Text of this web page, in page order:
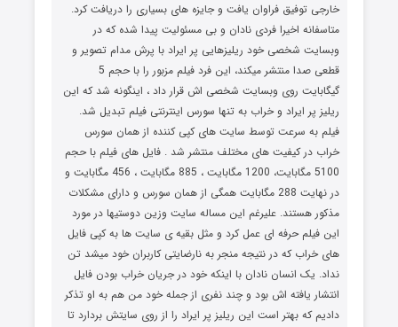
خارجی توفیق فراوان یافت و جایزه های بسیاری را دریافت کرد.
متاسفانه اخیرا فردی نادان و بی مسئولیت پیدا شده که در
وبسایت شخصی خود ریلیزهایی پر ایراد با پرش مدام تصویر و
قطعی صدا منتشر میکند، این فرد فیلم مزبور را با حجم 5
گیگابایت روی وبسایت شخصی اش قرار داد ، اینگونه شد که این
ریلیز پر ایراد و خراب به تنها سورس اینترنتی فیلم تبدیل شد.
فیلم به سرعت توسط سایت های کپی کننده از همان سورس
خراب در کیفیت های مختلف منتشر شد . فایل های فیلم با حجم
5100 مگابایت، 1200 مگابایت ، 885 مگابایت ، 456 مگابایت و
در نهایت 288 مگابایت همگی از همان سورس و دارای مشکلات
مذکور هستند. علیرغم این مساله سایت وزین دوستیها در مورد
این فیلم حرفه ای عمل کرد و مثل بقیه ی سایت ها به کپی فایل
های خراب که در نتیجه منجر به نارضایتی کاربران خود میشد تن
نداد. یک انسان نادان با اینکه خود در جریان خراب بودن فایل
انتشار یافته اش بود و چند نفری از جمله خود من هم به او تذکر
دادیم که بهتر است این ریلیز پر ایراد را از روی سایتش بردارد تا